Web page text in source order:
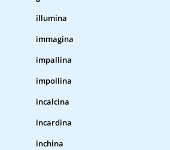
illumina
immagina
impallina
impollina
incalcina
incardina
inchina